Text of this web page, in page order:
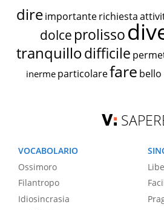
dire importante richiesta
dolce prolisso
tranquillodifficile
inerme particolarefare bello
VOCABOLARIO
Ossimoro
Filantropo
Idiosincrasia